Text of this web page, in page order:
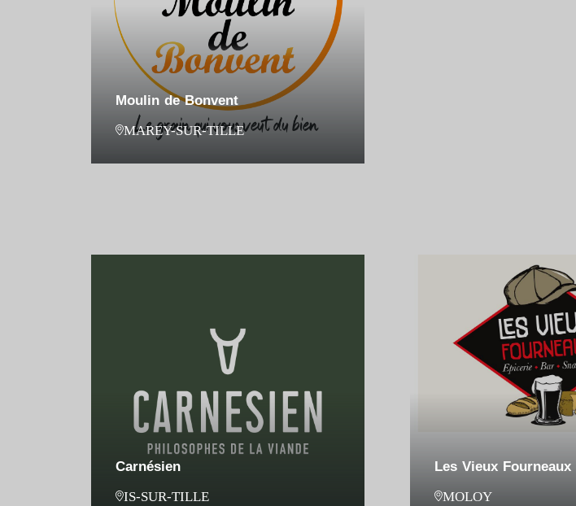
Moulin de Bonvent
MAREY-SUR-TILLE
Carnésien
IS-SUR-TILLE
Les Vieux Fourneaux
MOLOY